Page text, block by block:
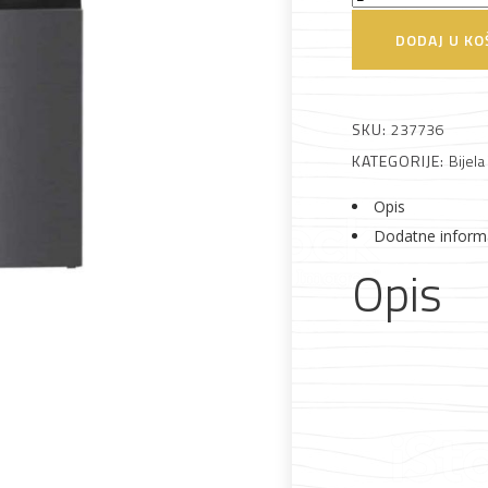
što je novo u ponudi
Rasvjeta
količina
DODAJ U
SKU: 237736
KATEGORIJE:
Opis
Dodatne
Opis